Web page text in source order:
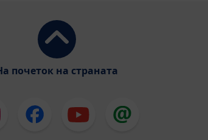
почеток на страната